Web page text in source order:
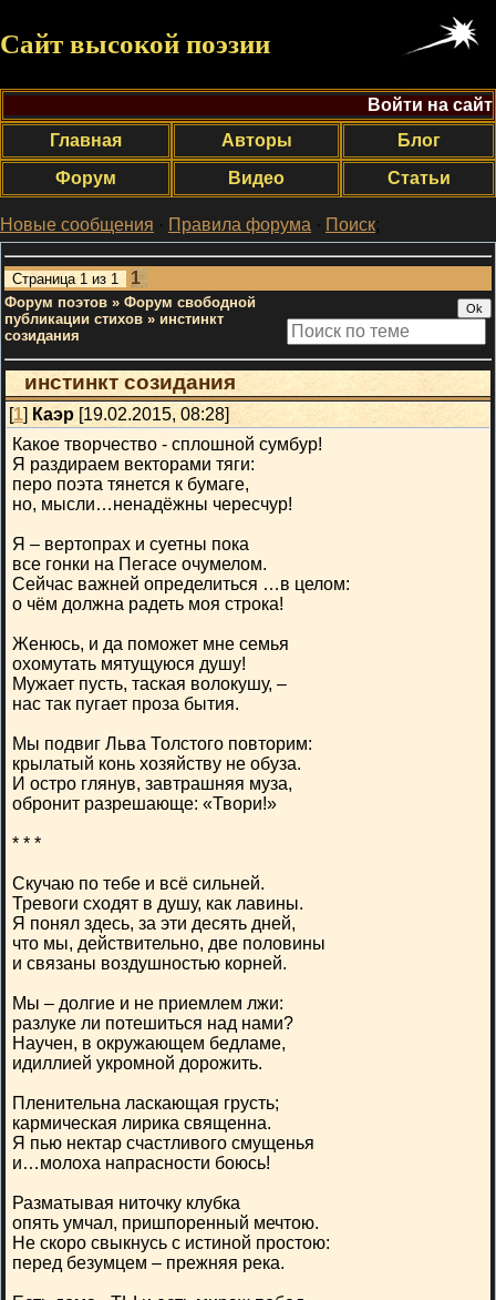
Сайт высокой поэзии
Войти на сайт
Главная
Авторы
Блог
Форум
Видео Статьи
Новые сообщения · Правила форума · Поиск;
Страница 1 из 1 1
Форум поэтов » Форум свободной
публикации стихов » инстинкт
созидания
инстинкт созидания
[1] Каэр [19.02.2015, 08:28]
Какое творчество - сплошной сумбур!
Я раздираем векторами тяги:
перо поэта тянется к бумаге,
но, мысли…ненадёжны чересчур!
Я – вертопрах и суетны пока
все гонки на Пегасе очумелом.
Сейчас важней определиться …в целом:
о чём должна радеть моя строка!
Женюсь, и да поможет мне семья
охомутать мятущуюся душу!
Мужает пусть, таская волокушу, –
нас так пугает проза бытия.
Мы подвиг Льва Толстого повторим:
крылатый конь хозяйству не обуза.
И остро глянув, завтрашняя муза,
обронит разрешающе: «Твори!»
* * *
Скучаю по тебе и всё сильней.
Тревоги сходят в душу, как лавины.
Я понял здесь, за эти десять дней,
что мы, действительно, две половины
и связаны воздушностью корней.
Мы – долгие и не приемлем лжи:
разлуке ли потешиться над нами?
Научен, в окружающем бедламе,
идиллией укромной дорожить.
Пленительна ласкающая грусть;
кармическая лирика священна.
Я пью нектар счастливого смущенья
и…молоха напрасности боюсь!
Разматывая ниточку клубка
опять умчал, пришпоренный мечтою.
Не скоро свыкнусь с истиной простою:
перед безумцем – прежняя река.